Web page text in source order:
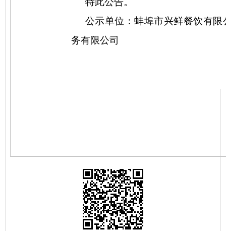
公示单位：蚌埠市兴鲜餐饮有
务有限公司